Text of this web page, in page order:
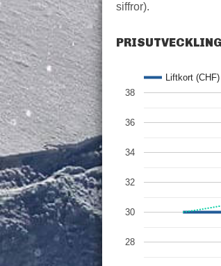
siffror).
Liftkort (CHF)
28
30
32
34
36
38